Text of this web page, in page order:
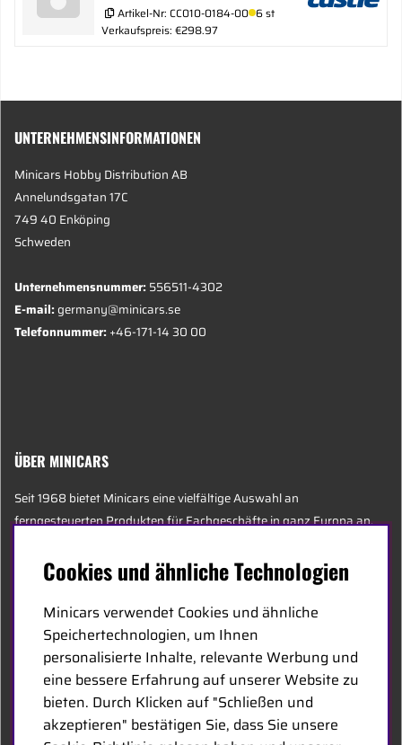
Artikel-Nr: CC010-0184-00 6 st
Verkaufspreis: €298.97
UNTERNEHMENSINFORMATIONEN
Minicars Hobby Distribution AB
Annelundsgatan 17C
749 40 Enköping
Schweden
Unternehmensnummer:556511-4302
E-mail:germany@minicars.se
Telefonnummer:+46-171-14 30 00
ÜBER MINICARS
Seit 1968 bietet Minicars eine vielfältige Auswahl an
ferngesteuerten Produkten für Fachgeschäfte in ganz Europa an.
Alters, darunter einige der sachkundigsten Experten der Branche,
die sich auf Hobby, Service und Logistik spezialisiert haben.
Der Hauptsitz von Minicars befindet sich in Enköping, strategisch
entlang der E18 zwischen Stockholm und Oslo gelegen.
MINICARS.SE
Cookies und ähnliche Technologien
Minicars verwendet Cookies und ähnliche
Speichertechnologien, um Ihnen
personalisierte Inhalte, relevante Werbung und
eine bessere Erfahrung auf unserer Website zu
bieten. Durch Klicken auf "Schließen und
akzeptieren" bestätigen Sie, dass Sie unsere